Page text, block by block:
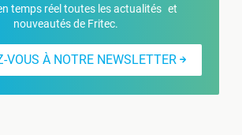
temps réel toutes les actualités et
nouveautés de Fritec.
VOUS À NOTRE NEWSLETTER